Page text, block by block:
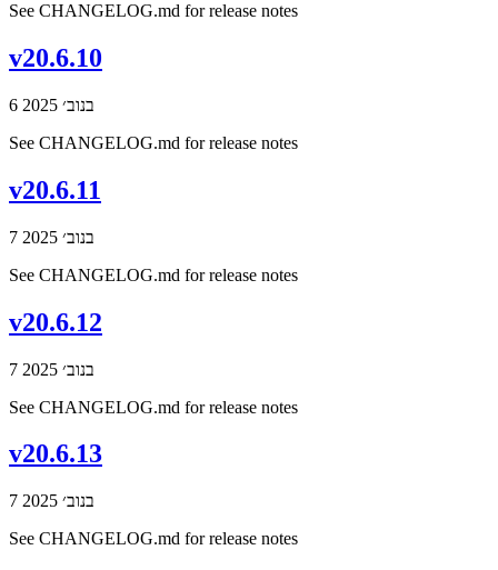
See CHANGELOG.md for release notes
v20.6.10
6 בנוב׳ 2025
See CHANGELOG.md for release notes
v20.6.11
7 בנוב׳ 2025
See CHANGELOG.md for release notes
v20.6.12
7 בנוב׳ 2025
See CHANGELOG.md for release notes
v20.6.13
7 בנוב׳ 2025
See CHANGELOG.md for release notes